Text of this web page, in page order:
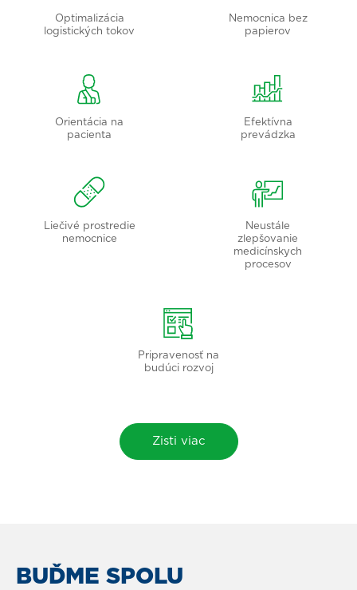
Optimalizácia
logistických tokov
Nemocnica bez
papierov
Orientácia na
pacienta
Efektívna
prevádzka
Liečivé prostredie
nemocnice
Neustále
zlepšovanie
medicínskych
procesov
Pripravenosť na
budúci rozvoj
Zisti viac
BUĎME SPOLU